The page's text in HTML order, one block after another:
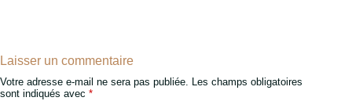
Laisser un commentaire
Votre adresse e-mail ne sera pas publiée. Les champs obligatoires
sont indiqués avec *